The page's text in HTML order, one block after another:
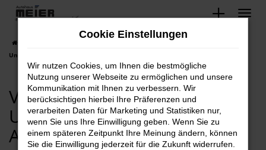
Zum
springen
VW Minden, VW Crafter.
Unsere Tageszulassung Angebote!
VW Minden, VW Crafter.
Unsere Tageszulassung
Angebote!
Cookie Einstellungen
Wir nutzen Cookies, um Ihnen die bestmögliche
Nutzung unserer Webseite zu ermöglichen und unsere
Kommunikation mit Ihnen zu verbessern. Wir
berücksichtigen hierbei Ihre Präferenzen und
verarbeiten Daten für Marketing und Statistiken nur,
wenn Sie uns Ihre Einwilligung geben. Wenn Sie zu
einem späteren Zeitpunkt Ihre Meinung ändern, können
Sie die Einwilligung jederzeit für die Zukunft widerrufen.